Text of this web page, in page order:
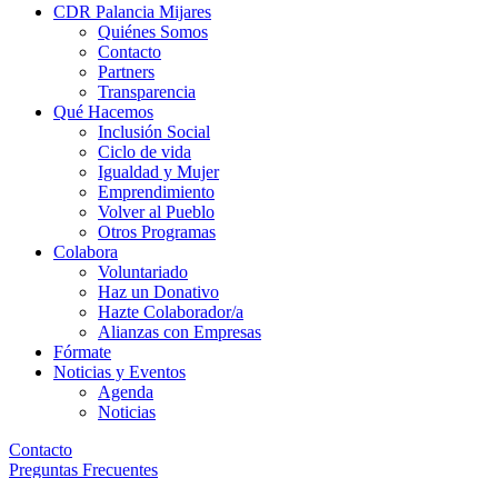
CDR Palancia Mijares
Quiénes Somos
Contacto
Partners
Transparencia
Qué Hacemos
Inclusión Social
Ciclo de vida
Igualdad y Mujer
Emprendimiento
Volver al Pueblo
Otros Programas
Colabora
Voluntariado
Haz un Donativo
Hazte Colaborador/a
Alianzas con Empresas
Fórmate
Noticias y Eventos
Agenda
Noticias
Contacto
Preguntas Frecuentes